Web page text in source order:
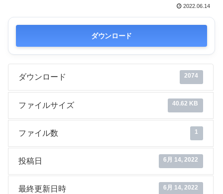
2022.06.14
ダウンロード
ダウンロード 2074
ファイルサイズ 40.62 KB
ファイル数 1
投稿日 6月 14, 2022
最終更新日時 6月 14, 2022